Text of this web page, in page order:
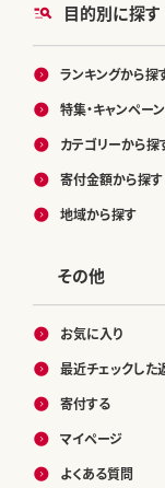
目的別に探す
ランキングから探
特集・キャンペーン
カテゴリーから探
寄付金額から探す
地域から探す
その他
お気に入り
最近チェックした
寄付する
マイページ
よくある質問